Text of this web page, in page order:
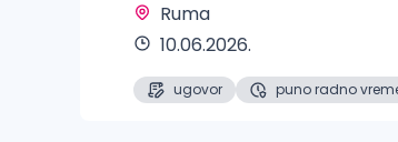
Ruma
10.06.2026.
ugovor puno radno